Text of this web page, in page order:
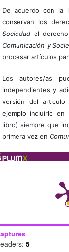
De acuerdo con la
conservan los
Sociedadel derecho
Comunicación y
procesar artículos
Los autores/as
independientes y
versión del artículo
ejemplo incluirlo en
libro) siempre que
primera vez en
5